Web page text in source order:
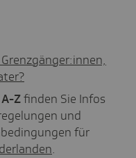
Zfinden Sie Infos
und
für
.